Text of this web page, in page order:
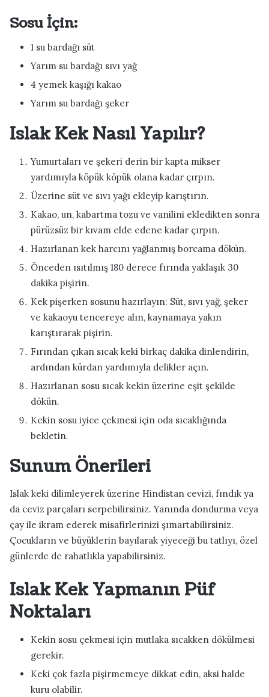
Sosu İçin:
1 su bardağı süt
Yarım su bardağı sıvı yağ
4 yemek kaşığı kakao
Yarım su bardağı şeker
Islak Kek Nasıl Yapılır?
Yumurtaları ve şekeri derin bir kapta mikser
yardımıyla köpük köpük olana kadar çırpın.
Üzerine süt ve sıvı yağı ekleyip karıştırın.
Kakao, un, kabartma tozu ve vanilini ekledikten sonra
pürüzsüz bir kıvam elde edene kadar çırpın.
Hazırlanan kek harcını yağlanmış borcama dökün.
Önceden ısıtılmış 180 derece fırında yaklaşık 30
dakika pişirin.
Kek pişerken sosunu hazırlayın: Süt, sıvı yağ, şeker
ve kakaoyu tencereye alın, kaynamaya yakın
karıştırarak pişirin.
Fırından çıkan sıcak keki birkaç dakika dinlendirin,
ardından kürdan yardımıyla delikler açın.
Hazırlanan sosu sıcak kekin üzerine eşit şekilde
dökün.
Kekin sosu iyice çekmesi için oda sıcaklığında
bekletin.
Sunum Önerileri
Islak keki dilimleyerek üzerine Hindistan cevizi, fındık ya
da ceviz parçaları serpebilirsiniz. Yanında dondurma veya
çay ile ikram ederek misafirlerinizi şımartabilirsiniz.
Çocukların ve büyüklerin bayılarak yiyeceği bu tatlıyı, özel
günlerde de rahatlıkla yapabilirsiniz.
Islak Kek Yapmanın Püf
Noktaları
Kekin sosu çekmesi için mutlaka sıcakken dökülmesi
gerekir.
Keki çok fazla pişirmemeye dikkat edin, aksi halde
kuru olabilir.